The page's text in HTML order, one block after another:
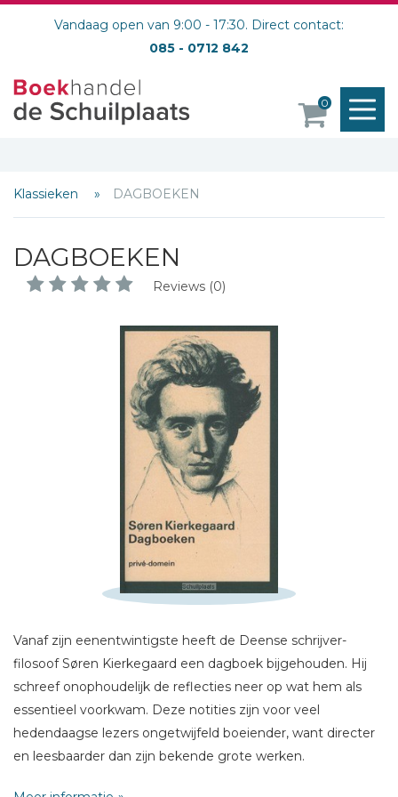
Vandaag open van 9:00 - 17:30. Direct contact:
085 - 0712 842
0
Klassieken DAGBOEKEN
DAGBOEKEN
Reviews (0)
Vanaf zijn eenentwintigste heeft de Deense schrijver-
filosoof Søren Kierkegaard een dagboek bijgehouden. Hij
schreef onophoudelijk de reflecties neer op wat hem als
essentieel voorkwam. Deze notities zijn voor veel
hedendaagse lezers ongetwijfeld boeiender, want directer
en leesbaarder dan zijn bekende grote werken.
Naam *
E-mail *
Bericht *